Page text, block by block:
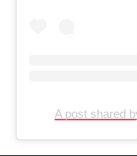
A post shared